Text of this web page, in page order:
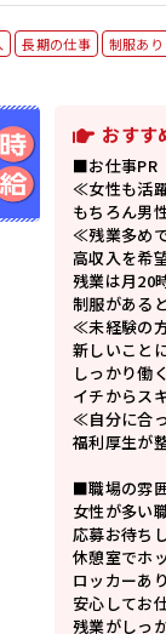
長期の仕事 制服あり
おすす
■お仕事PR
≪女性も活
もちろん男
≪残業多め
高収入を希
残業は月20
制服がある
≪未経験の
新しいこと
しっかり働
イチからス
≪自分に合
福利厚生が
■職場の雰
女性が多い
応募お待ち
休憩室でホ
ロッカーあ
安心してお
残業がしっ